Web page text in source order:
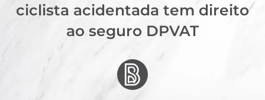
ciclista acidentada tem direito
ao seguro DPVAT